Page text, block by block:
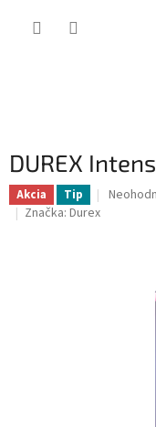
DUREX
Akcia Tip
Značka: Durex